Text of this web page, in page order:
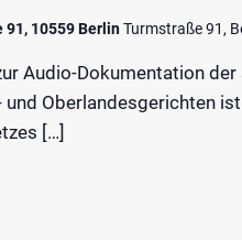
10559 BerlinTurmstraße 91,
Audio-Dokumentation
und Oberlandesgerichten
[…]